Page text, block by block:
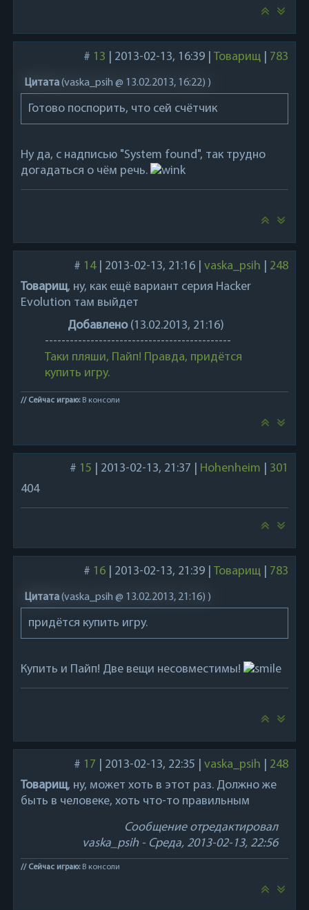
# 13 2013-02-13, 16:39 Товарищ| 783
Цитата(vaska_psih @ 13.02.2013, 16:22) )
Готово поспорить, что сей счётчик
Ну да, с надписью "System found", так трудно
догадаться о чём речь.
# 14| 2013-02-13, 21:16 vaska_psih
248
Товарищ, ну, как ещё вариант серия Hacker
Evolution там выйдет
Добавлено(13.02.2013, 21:16)
---------------------------------------------
Таки пляши, Пайп! Правда, придётся
купить игру.
// Сейчас играю:В консоли
# 15 2013-02-13, 21:37 Hohenheim
301
404
# 16| 2013-02-13, 21:39 Товарищ| 783
Цитата(vaska_psih @ 13.02.2013, 21:16) )
придётся купить игру.
Купить и Пайп! Две вещи несовместимы!
# 17 2013-02-13, 22:35 vaska_psih
248
Товарищ, ну, может хоть в этот раз. Должно же
быть в человеке, хоть что-то правильным
Сообщение отредактировал
vaska_psih- Среда, 2013-02-13, 22:56
// Сейчас играю:В консоли